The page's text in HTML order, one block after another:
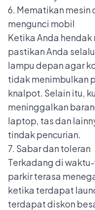
6. Mematikan mesin
mengunci mobil
Ketika Anda
pastikan Anda
lampu depan agar
tidak menimbulkan
knalpot. Selain itu,
meninggalkan
laptop, tas dan
tindak pencurian.
7. Sabar dan toleran
Terkadang di
parkir terasa
ketika terdapat
terdapat diskon